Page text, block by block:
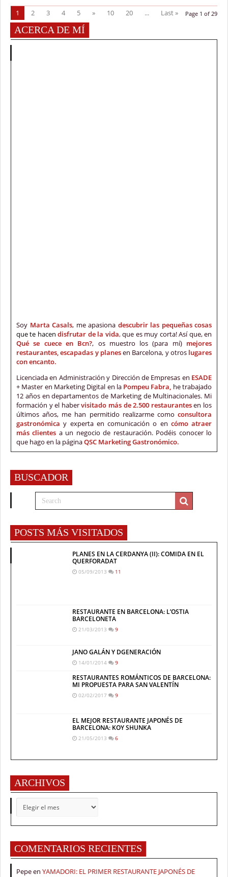
Page 1 of 29
1 2 3 4 5 » 10 20 ... Last »
ACERCA DE MÍ
Soy Marta Casals, me apasiona descubrir las pequeñas cosas
que te hacen disfrutar de la vida,que es muy corta! Así que, en
Qué se cuece en Bcn?, os muestro los (para mí) mejores
restaurantes, escapadas y planesen Barcelona, y otros lugares
con encanto.
Licenciada en Administración y Dirección de Empresas en ESADE
+ Master en Marketing Digital en la Pompeu Fabra, he trabajado
12 años en departamentos de Marketing de Multinacionales. Mi
formación y el habervisitado más de 2.500 restaurantes en los
últimos años, me han permitido realizarme como consultora
gastronómicay experta en comunicación o en cómo atraer
más clientes a un negocio de restauración. Podéis conocer lo
que hago en la páginaQSC Marketing Gastronómico.
BUSCADOR
POSTS MÁS VISITADOS
PLANES EN LA CERDANYA (II): COMIDA EN EL
QUERFORADAT
05/09/2013 11
RESTAURANTE EN BARCELONA: L’OSTIA
BARCELONETA
21/03/2013 9
JANO GALÁN Y DGENERACIÓN
14/01/2014 9
RESTAURANTES ROMÁNTICOS DE BARCELONA:
MI PROPUESTA PARA SAN VALENTÍN
02/02/2017 9
EL MEJOR RESTAURANTE JAPONÉS DE
BARCELONA: KOY SHUNKA
21/05/2013 6
ARCHIVOS
ARCHIVOS
COMENTARIOS RECIENTES
Pepeen YAMADORI: EL PRIMER RESTAURANTE JAPONÉS DE